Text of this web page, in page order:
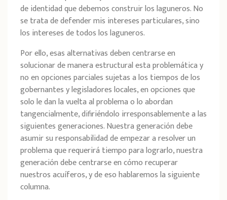
de identidad que debemos construir los laguneros. No
se trata de defender mis intereses particulares, sino
los intereses de todos los laguneros.
Por ello, esas alternativas deben centrarse en
solucionar de manera estructural esta problemática y
no en opciones parciales sujetas a los tiempos de los
gobernantes y legisladores locales, en opciones que
solo le dan la vuelta al problema o lo abordan
tangencialmente, difiriéndolo irresponsablemente a las
siguientes generaciones. Nuestra generación debe
asumir su responsabilidad de empezar a resolver un
problema que requerirá tiempo para lograrlo, nuestra
generación debe centrarse en cómo recuperar
nuestros acuíferos, y de eso hablaremos la siguiente
columna.